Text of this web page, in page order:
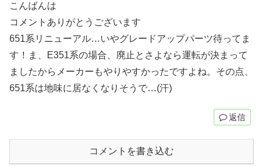
こんばんは
コメントありがとうございます
651系リニューアル…いやグレードアップパーツ待ってま
す！ま、E351系の場合、廃止とさよなら運転が決まって
ましたからメーカーもやりやすかったですよね。その点、
651系は地味に居なくなりそうで…(汗)
返信
コメントを書き込む